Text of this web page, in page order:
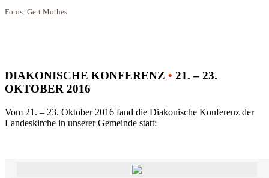
Fotos: Gert Mothes
DIAKONISCHE KONFERENZ • 21. – 23.
OKTOBER 2016
Vom 21. – 23. Oktober 2016 fand die Diakonische Konferenz der
Landeskirche in unserer Gemeinde statt: